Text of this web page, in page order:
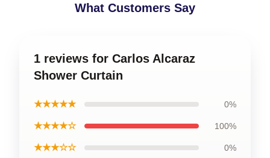
What Customers Say
1 reviews for Carlos Alcaraz
Shower Curtain
★★★★★ 0%
★★★★☆ 100%
★★★☆☆ 0%